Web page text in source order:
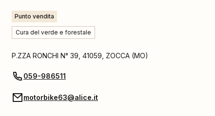
Punto vendita
Cura del verde e forestale
P.ZZA RONCHI N° 39 41059 ZOCCA (MO)
059-986511
motorbike63@alice.it